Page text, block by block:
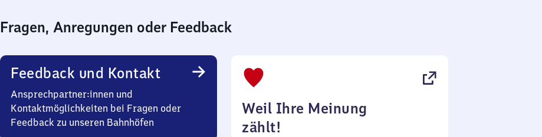
Fragen, Anregungen oder Feedback
Feedback und Kontakt
Ansprechpartner:innen und
Kontaktmöglichkeiten bei Fragen oder
Feedback zu unseren Bahnhöfen
Weil Ihre Meinung
zählt!